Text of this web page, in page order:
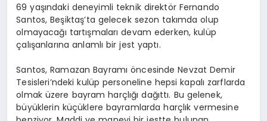
69 yaşındaki deneyimli teknik direktör Fernando
Santos, Beşiktaş’ta gelecek sezon takımda olup
olmayacağı tartışmaları devam ederken, kulüp
çalışanlarına anlamlı bir jest yaptı.
Santos, Ramazan Bayramı öncesinde Nevzat Demir
Tesisleri’ndeki kulüp personeline hepsi kapalı zarflarda
olmak üzere bayram harçlığı dağıttı. Bu gelenek,
büyüklerin küçüklere bayramlarda harçlık vermesine